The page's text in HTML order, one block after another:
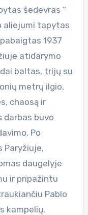
šedevras “
aliejumi tapytas
1937
atidarymo
baltas, trijų su
metrų ilgio,
chaosą ir
darbas buvo
Po
Paryžiuje,
daugelyje
ir pripažintu
Pablo
kampelių.